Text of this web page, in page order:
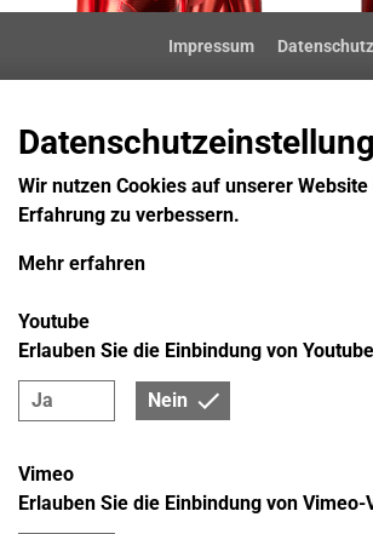
Impressum Datenschutz
Wir nutzen Cookies auf unserer
Erfahrung zu verbessern.
Mehr erfahren
Ja Nein
Youtube
Erlauben Sie die Einbindung von
Vimeo
Erlauben Sie die Einbindung von Vimeo-